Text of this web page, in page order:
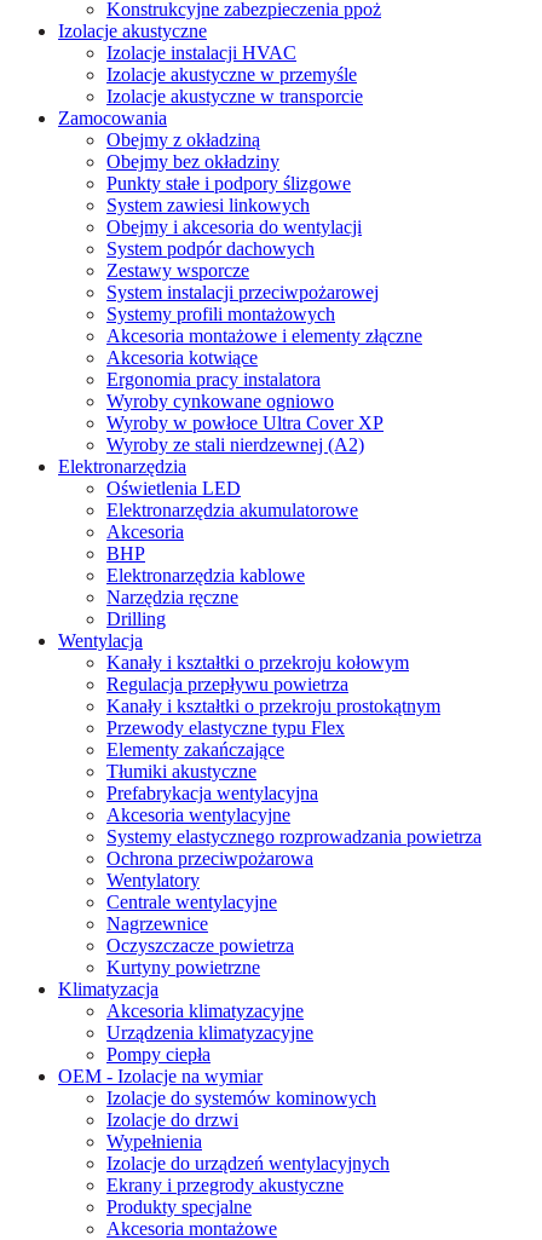
Konstrukcyjne zabezpieczenia ppoż
Izolacje akustyczne
Izolacje instalacji HVAC
Izolacje akustyczne w przemyśle
Izolacje akustyczne w transporcie
Zamocowania
Obejmy z okładziną
Obejmy bez okładziny
Punkty stałe i podpory ślizgowe
System zawiesi linkowych
Obejmy i akcesoria do wentylacji
System podpór dachowych
Zestawy wsporcze
System instalacji przeciwpożarowej
Systemy profili montażowych
Akcesoria montażowe i elementy złączne
Akcesoria kotwiące
Ergonomia pracy instalatora
Wyroby cynkowane ogniowo
Wyroby w powłoce Ultra Cover XP
Wyroby ze stali nierdzewnej (A2)
Elektronarzędzia
Oświetlenia LED
Elektronarzędzia akumulatorowe
Akcesoria
BHP
Elektronarzędzia kablowe
Narzędzia ręczne
Drilling
Wentylacja
Kanały i kształtki o przekroju kołowym
Regulacja przepływu powietrza
Kanały i kształtki o przekroju prostokątnym
Przewody elastyczne typu Flex
Elementy zakańczające
Tłumiki akustyczne
Prefabrykacja wentylacyjna
Akcesoria wentylacyjne
Systemy elastycznego rozprowadzania powietrza
Ochrona przeciwpożarowa
Wentylatory
Centrale wentylacyjne
Nagrzewnice
Oczyszczacze powietrza
Kurtyny powietrzne
Klimatyzacja
Akcesoria klimatyzacyjne
Urządzenia klimatyzacyjne
Pompy ciepła
OEM - Izolacje na wymiar
Izolacje do systemów kominowych
Izolacje do drzwi
Wypełnienia
Izolacje do urządzeń wentylacyjnych
Ekrany i przegrody akustyczne
Produkty specjalne
Akcesoria montażowe